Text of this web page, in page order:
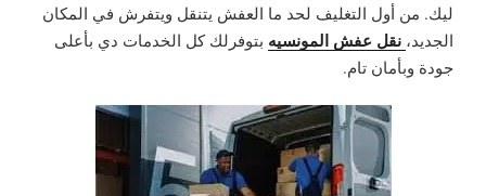
ليك. من أول التغليف لحد ما العفش يتنقل ويتفرش في المكان
الجديد، نقل عفش المونسيه بتوفرلك كل الخدمات دي بأعلى
جودة وبأمان تام.